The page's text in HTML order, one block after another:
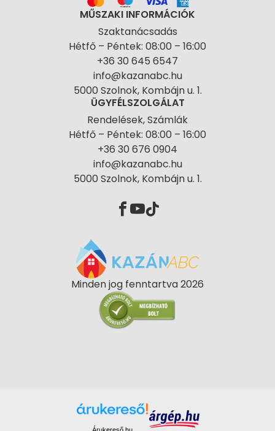
MŰSZAKI INFORMÁCIÓK
Szaktanácsadás
Hétfő – Péntek: 08:00 – 16:00
+36 30 645 6547
info@kazanabc.hu
5000 Szolnok, Kombájn u. 1.
ÜGYFÉLSZOLGÁLAT
Rendelések, Számlák
Hétfő – Péntek: 08:00 – 16:00
+36 30 676 0904
info@kazanabc.hu
5000 Szolnok, Kombájn u. 1.
Minden jog fenntartva 2026